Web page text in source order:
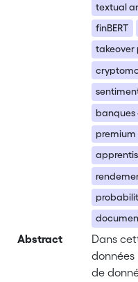
textual
finBERT
takeover
banques
Abstract
Dans
données
de